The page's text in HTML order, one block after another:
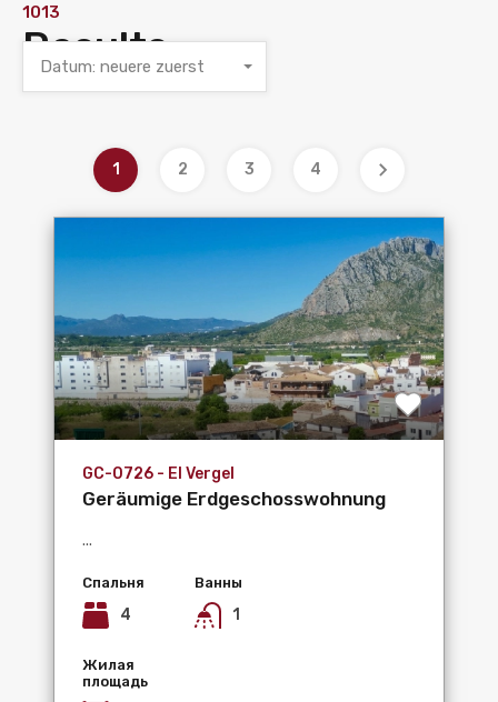
1013
Results
Datum: neuere zuerst
1 2 3 4
GC-0726 - El Vergel
Geräumige Erdgeschosswohnung
...
Спальня
4
Ванны
1
Жилая
площадь